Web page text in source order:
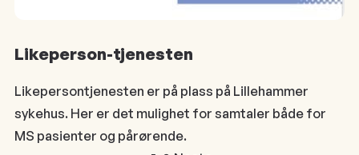
Likeperson-tjenesten
Likepersontjenesten er på plass på Lillehammer
sykehus. Her er det mulighet for samtaler både for
MS pasienter og pårørende.